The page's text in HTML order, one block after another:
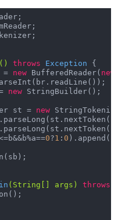
() throws Exception {
=
new BufferedReader( new
new StringBuilder();
st =
new
0?1 : 0 ).append(
(String[] args) throws